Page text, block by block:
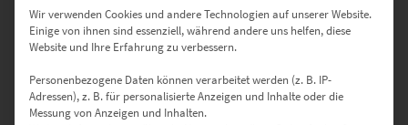
Wir verwenden Cookies und andere Technologien auf unserer Website.
Einige von ihnen sind essenziell, während andere uns helfen, diese
Website und Ihre Erfahrung zu verbessern.
Personenbezogene Daten können verarbeitet werden (z. B. IP-
Adressen), z. B. für personalisierte Anzeigen und Inhalte oder die
Messung von Anzeigen und Inhalten.